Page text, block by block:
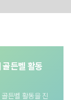
든벨 활동
든벨 활동을 진